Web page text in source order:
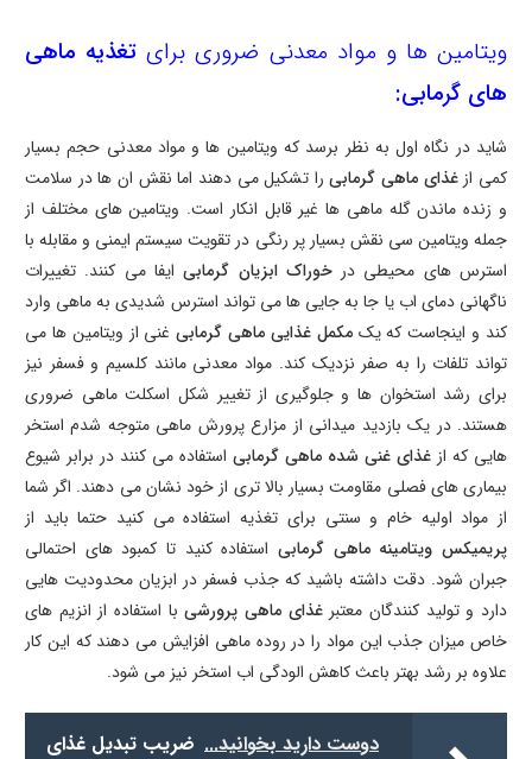
ویتامین ها و مواد معدنی ضروری برای تغذیه ماهی
های گرمابی:
شاید در نگاه اول به نظر برسد که ویتامین ها و مواد معدنی حجم بسیار
کمی ازغذای ماهی گرمابیرا تشکیل می دهند اما نقش ان ها در سلامت
و زنده ماندن گله ماهی ها غیر قابل انکار است. ویتامین های مختلف از
جمله ویتامین سی نقش بسیار پر رنگی در تقویت سیستم ایمنی و مقابله با
استرس های محیطی درخوراک ابزیان گرمابیایفا می کنند. تغییرات
ناگهانی دمای اب یا جا به جایی ها می تواند استرس شدیدی به ماهی وارد
کند و اینجاست که یکمکمل غذایی ماهی گرمابیغنی از ویتامین ها می
تواند تلفات را به صفر نزدیک کند. مواد معدنی مانند کلسیم و فسفر نیز
برای رشد استخوان ها و جلوگیری از تغییر شکل اسکلت ماهی ضروری
هستند. در یک بازدید میدانی از مزارع پرورش ماهی متوجه شدم استخر
هایی که از غذای غنی شده ماهی گرمابی استفاده می کنند در برابر شیوع
بیماری های فصلی مقاومت بسیار بالا تری از خود نشان می دهند. اگر شما
از مواد اولیه خام و سنتی برای تغذیه استفاده می کنید حتما باید از
پریمیکس ویتامینه ماهی گرمابی استفاده کنید تا کمبود های احتمالی
جبران شود. دقت داشته باشید که جذب فسفر در ابزیان محدودیت هایی
دارد و تولید کنندگان معتبرغذای ماهی پرورشیبا استفاده از انزیم های
خاص میزان جذب این مواد را در روده ماهی افزایش می دهند که این کار
علاوه بر رشد بهتر باعث کاهش الودگی اب استخر نیز می شود.
دوست دارید بخوانید... ضریب تبدیل غذای